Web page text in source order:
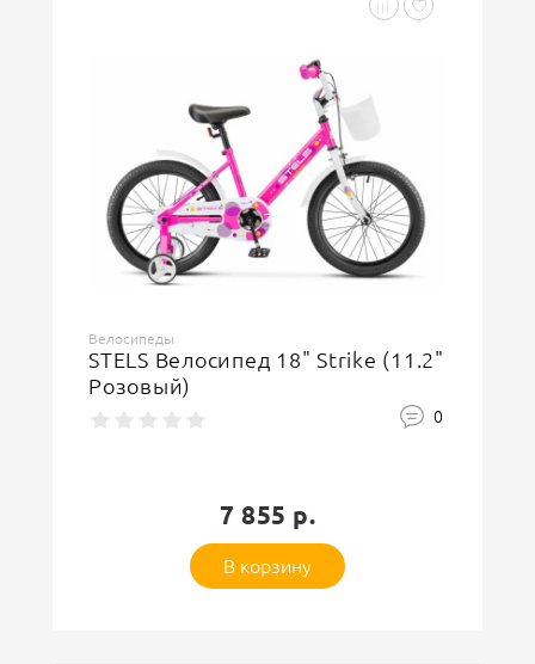
Велосипеды
STELS Велосипед 18" Strike (11.2"
Розовый)
0
7 855 р.
В корзину